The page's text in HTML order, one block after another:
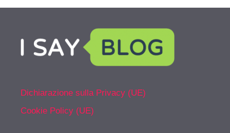
Dichiarazione sulla Privacy (UE)
Cookie Policy (UE)